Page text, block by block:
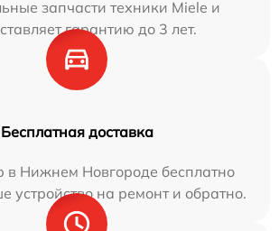
запчасти техники Miele и
гарантию до 3 лет.
Бесплатная доставка
в Нижнем Новгороде бесплатно
устройство на ремонт и обратно.